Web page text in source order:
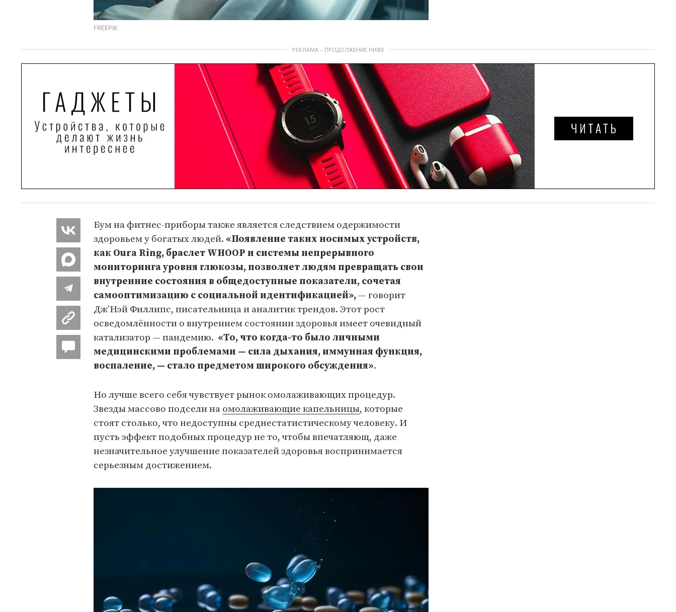
FREEPIK
РЕКЛАМА – ПРОДОЛЖЕНИЕ НИЖЕ
Бум на фитнес-приборы также является следствием одержимости
здоровьем у богатых людей. «Появление таких носимых устройств,
как Oura Ring, браслет WHOOP и системы непрерывного
мониторинга уровня глюкозы, позволяет людям превращать свои
внутренние состояния в общедоступные показатели, сочетая
самооптимизацию с социальной идентификацией», — говорит
Дж’Нэй Филлипс, писательница и аналитик трендов. Этот рост
осведомлённости о внутреннем состоянии здоровья имеет очевидный
катализатор — пандемию. «То, что когда-то было личными
медицинскими проблемами — сила дыхания, иммунная функция,
воспаление, — стало предметом широкого обсуждения».
Но лучше всего себя чувствует рынок омолаживающих процедур.
Звезды массово подсели на омолаживающие капельницы, которые
стоят столько, что недоступны среднестатистическому человеку. И
пусть эффект подобных процедур не то, чтобы впечатляющ, даже
незначительное улучшение показателей здоровья воспринимается
серьезным достижением.